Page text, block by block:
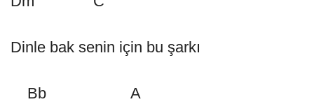
Dinle bak senin için bu şarkı
Bb A